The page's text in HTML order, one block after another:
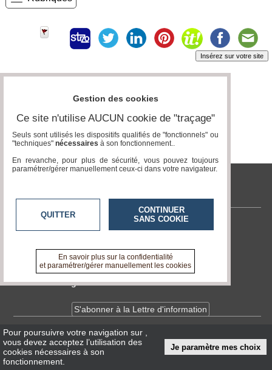
Gazette
Médias
du
groupe
Blogs
Prémium
Insérez sur votre site
Page 0 / 0
tvlocale.fr
Contactez-nous
A propos de tvlocale.fr
Devenir délégué
S'abonner à la Lettre d'information
InfosCNIL/RGPD
Conditions Générales d'Utilisation
Pour poursuivre votre navigation sur
vous devez acceptez l’utilisation des
cookies nécessaires à son
fonctionnement.
Je paramètre mes choix
Gestion des cookies
Ce site n'utilise AUCUN cookie de "traçage"
Seuls sont utilisés les dispositifs qualifiés de "fonctionnels" ou
"techniques" nécessaires à son fonctionnement..
En revanche, pour plus de sécurité, vous pouvez toujours
paramétrer/gérer manuellement ceux-ci dans votre navigateur.
QUITTER
CONTINUER
SANS COOKIE
En savoir plus sur la confidentialité
et paramétrer/gérer manuellement les cookies